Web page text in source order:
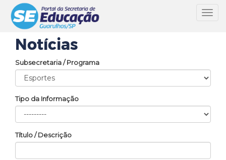
Notícias
Subsecretaria / Programa
Tipo da Informação
Título / Descrição